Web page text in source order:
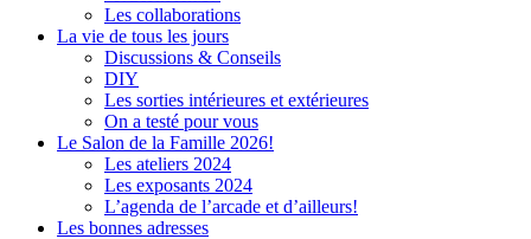
Les collaborations
La vie de tous les jours
Discussions & Conseils
DIY
Les sorties intérieures et extérieures
On a testé pour vous
Le Salon de la Famille 2026!
Les ateliers 2024
Les exposants 2024
L’agenda de l’arcade et d’ailleurs!
Les bonnes adresses